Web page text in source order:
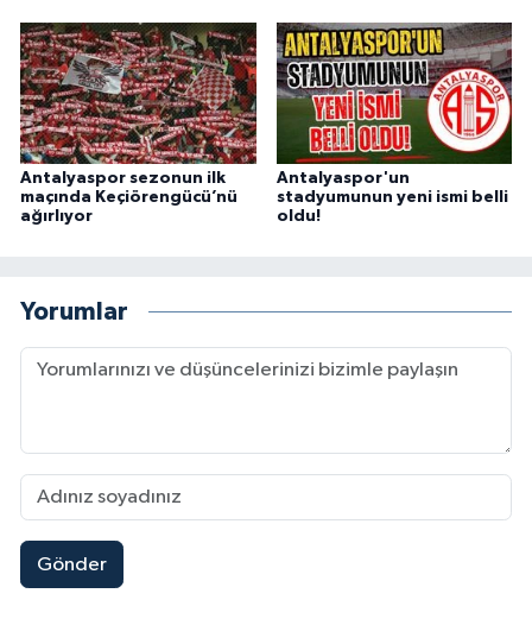
Antalyaspor sezonun ilk
maçında Keçiörengücü’nü
ağırlıyor
Antalyaspor'un
stadyumunun yeni ismi belli
oldu!
Yorumlar
Gönder